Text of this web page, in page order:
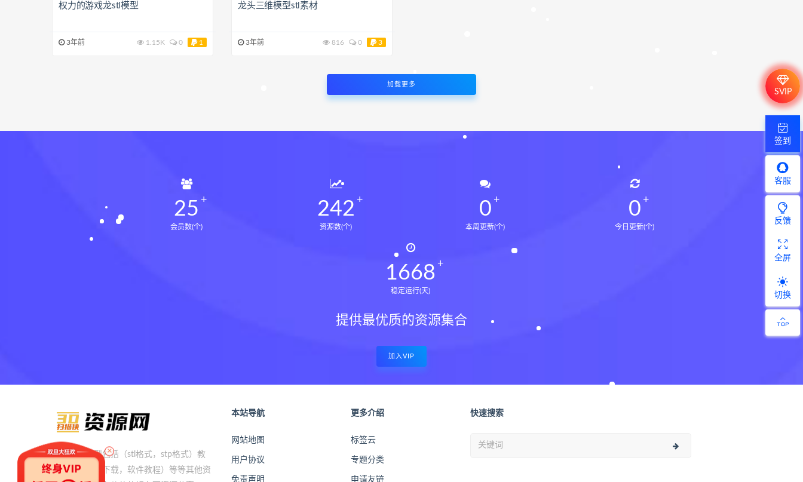
权力的游戏龙stl模型
3年前 1.15K 0 1
龙头三维模型stl素材
3年前 816 0 3
加载更多
25
会员数(个)
244
资源数(个)
0
本周更新(个)
0
今日更新(个)
1678
稳定运行(天)
提供最优质的资源集合
加入VIP
本站提供模型包括（stl格式，stp格式）教
程素材（软件下载，软件教程）等等其他资
本站导航
网站地图
用户协议
免责声明
更多介绍
标签云
专题分类
申请友链
快速搜索
SVIP
签到
客服
反馈
全屏
切换
×